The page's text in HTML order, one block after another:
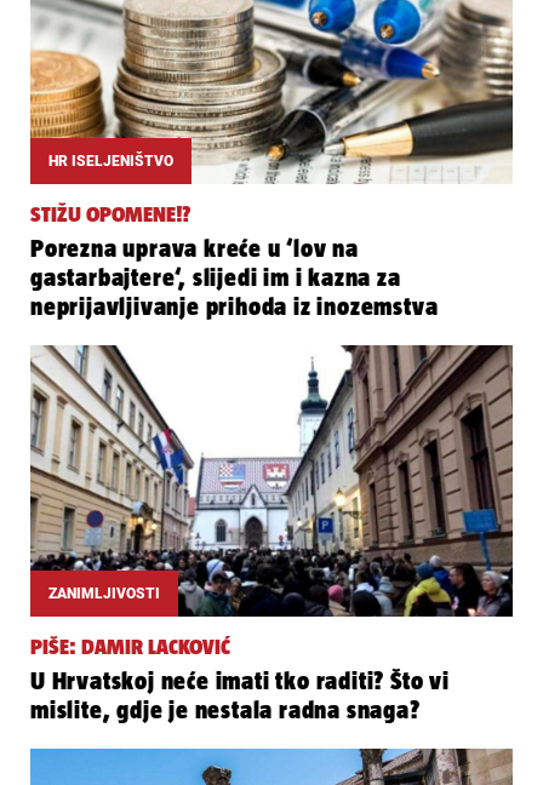
HR ISELJENIŠTVO
STIŽU OPOMENE!?
Porezna uprava kreće u ‘lov na
gastarbajtere‘, slijedi im i kazna za
neprijavljivanje prihoda iz inozemstva
ZANIMLJIVOSTI
PIŠE: DAMIR LACKOVIĆ
U Hrvatskoj neće imati tko raditi? Što vi
mislite, gdje je nestala radna snaga?